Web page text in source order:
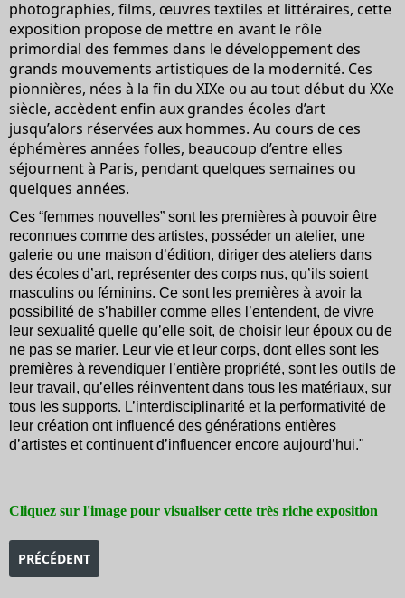
photographies, films, œuvres textiles et littéraires, cette
exposition propose de mettre en avant le rôle
primordial des femmes dans le développement des
grands mouvements artistiques de la modernité. Ces
pionnières, nées à la fin du XIXe ou au tout début du XXe
siècle, accèdent enfin aux grandes écoles d’art
jusqu’alors réservées aux hommes. Au cours de ces
éphémères années folles, beaucoup d’entre elles
séjournent à Paris, pendant quelques semaines ou
quelques années.
Ces “femmes nouvelles” sont les premières à pouvoir être
reconnues comme des artistes, posséder un atelier, une
galerie ou une maison d’édition, diriger des ateliers dans
des écoles d’art, représenter des corps nus, qu’ils soient
masculins ou féminins. Ce sont les premières à avoir la
possibilité de s’habiller comme elles l’entendent, de vivre
leur sexualité quelle qu’elle soit, de choisir leur époux ou de
ne pas se marier. Leur vie et leur corps, dont elles sont les
premières à revendiquer l’entière propriété, sont les outils de
leur travail, qu’elles réinventent dans tous les matériaux, sur
tous les supports. L’interdisciplinarité et la performativité de
leur création ont influencé des générations entières
d’artistes et continuent d’influencer encore aujourd’hui."
Cliquez sur l'image pour visualiser cette très riche exposition
ARTICLE PRÉCÉDENT : EXPOSITION PHARAON DES DEUX
PRÉCÉDENT